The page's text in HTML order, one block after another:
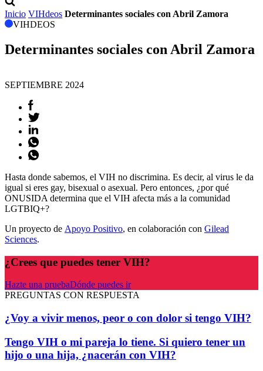
Inicio VIHdeos Determinantes sociales con Abril Zamora
VIHDEOS
Determinantes sociales con Abril Zamora
SEPTIEMBRE 2024
Hasta donde sabemos, el VIH no discrimina. Es decir, al virus le da
igual si eres gay, bisexual o asexual. Pero entonces, ¿por qué
ONUSIDA determina que el VIH afecta más a la comunidad
LGTBIQ+?
Un proyecto de Apoyo Positivo, en colaboración con Gilead
Sciences.
¿Crees que puedes tener VIH?
Hazte una pruebaDónde puedes ir
PREGUNTAS CON RESPUESTA
¿Voy a vivir menos, peor o con dolor si tengo VIH?
Tengo VIH o mi pareja lo tiene. Si quiero tener un
hijo o una hija, ¿nacerán con VIH?